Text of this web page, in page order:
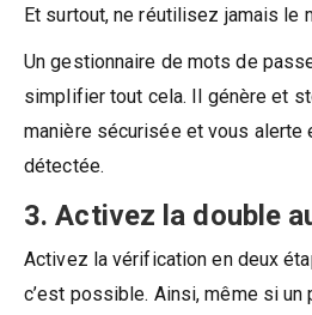
Et surtout, ne réutilisez jamais le
Un gestionnaire de mots de
simplifier tout cela. Il génère et
manière sécurisée et vous alerte
détectée.
3. Activez la double
Activez la vérification en deux
c’est possible. Ainsi, même si